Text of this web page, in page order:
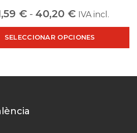
€ - 40,20 € IVA incl.
SELECCIONAR OPCIONES